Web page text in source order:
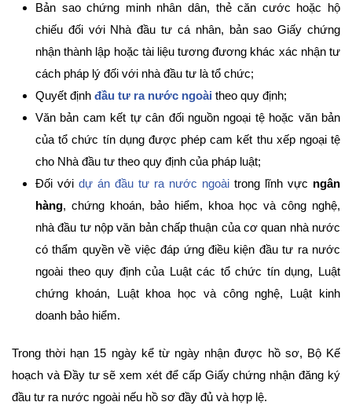
Bản sao chứng minh nhân dân, thẻ căn cước hoặc hộ
chiếu đối với Nhà đầu tư cá nhân, bản sao Giấy chứng
nhận thành lập hoặc tài liệu tương đương khác xác nhận tư
cách pháp lý đối với nhà đầu tư là tổ chức;
Quyết định đầu tư ra nước ngoài theo quy định;
Văn bản cam kết tự cân đối nguồn ngoại tệ hoặc văn bản
của tổ chức tín dụng được phép cam kết thu xếp ngoại tệ
cho Nhà đầu tư theo quy định của pháp luật;
Đối với dự án đầu tư ra nước ngoài trong lĩnh vực ngân
hàng, chứng khoán, bảo hiểm, khoa học và công nghệ,
nhà đầu tư nộp văn bản chấp thuận của cơ quan nhà nước
có thẩm quyền về việc đáp ứng điều kiện đầu tư ra nước
ngoài theo quy định của Luật các tổ chức tín dụng, Luật
chứng khoán, Luật khoa học và công nghệ, Luật kinh
doanh bảo hiểm.
Trong thời hạn 15 ngày kể từ ngày nhận được hồ sơ, Bộ Kế
hoạch và Đầy tư sẽ xem xét để cấp Giấy chứng nhận đăng ký
đầu tư ra nước ngoài nếu hồ sơ đầy đủ và hợp lệ.